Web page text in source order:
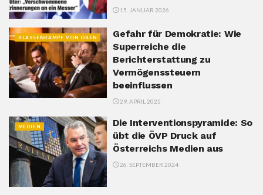
15. JANUAR 2026
KLASSENKAMPF VON OBEN
Gefahr für Demokratie: Wie
Superreiche die
Berichterstattung zu
Vermögenssteuern
beeinflussen
29. APRIL 2025
MEDIEN
Die Interventionspyramide: So
übt die ÖVP Druck auf
Österreichs Medien aus
26. SEPTEMBER 2024